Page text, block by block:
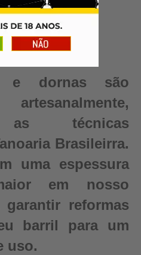
criar.
e dornas são
as técnicas
Brasileirra.
uma espessura
em nosso
garantir reformas
barril para um
uso.